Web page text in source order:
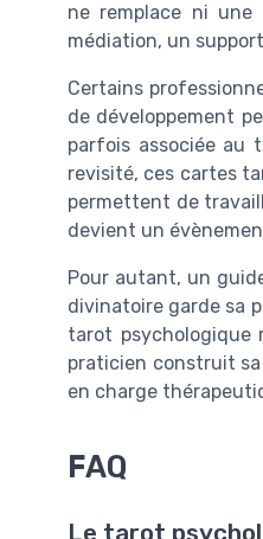
ne remplace ni
médiation, un
Certains
de développement
parfois associée au
revisité, ces cartes
permettent de
devient un
Pour autant, un
divinatoire garde sa
tarot psychologique
praticien construit
en charge
FAQ
Le tarot